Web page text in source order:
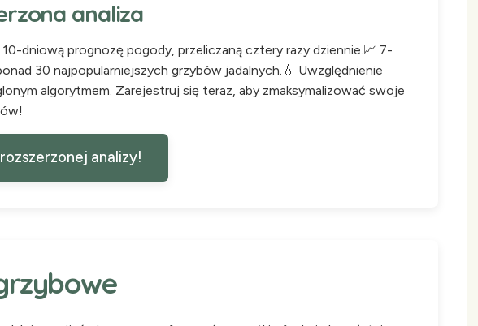
analiza
dniową prognozę pogody, przeliczaną cztery razy dziennie.📈 7-
30 najpopularniejszych grzybów jadalnych.💧 Uwzględnienie
algorytmem. Zarejestruj się teraz, aby zmaksymalizować swoje
analizy!